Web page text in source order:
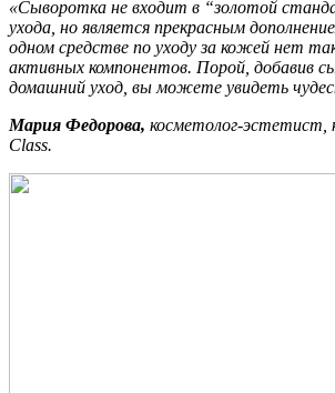
«Сыворотка не входит в “золотой
ухода, но является прекрасным
одном средстве по уходу за кожей нет
активных компонентов. Порой, добавив
домашний уход, вы можете увидеть
Мария Федорова, косметолог-эстетист,
Class.